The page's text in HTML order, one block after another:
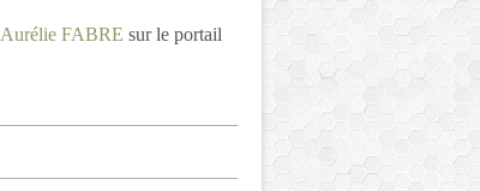
Aurélie FABRE sur le portail